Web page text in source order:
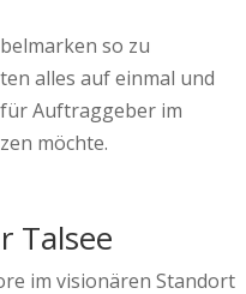
so zu
alles auf einmal und
Auftraggeber im
möchte.
Talsee
im visionären Standort